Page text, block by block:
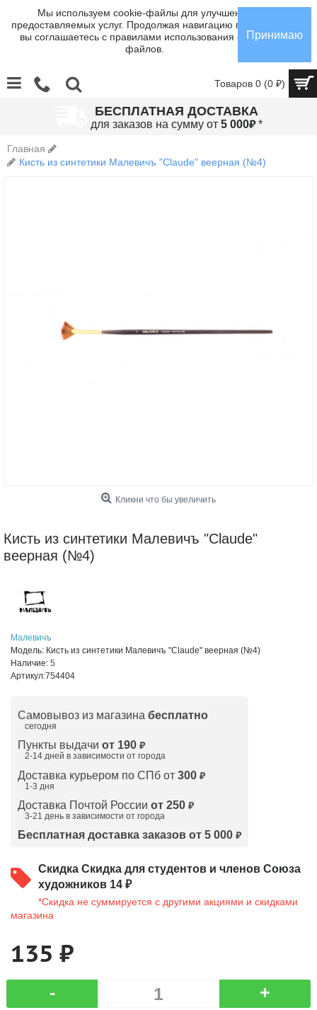
Мы используем cookie-файлы для улучшения
предоставляемых услуг. Продолжая навигацию по сайту,
вы соглашаетесь с правилами использования cookie-
файлов.
Принимаю
Товаров 0 (0 ₽)
БЕСПЛАТНАЯ ДОСТАВКА
для заказов на сумму от 5 000₽*
Главная
Кисть из синтетики Малевичъ "Claude" веерная (№4)
Кликни что бы увеличить
Кисть из синтетики Малевичъ "Claude"
веерная (№4)
Малевичъ
Модель: Кисть из синтетики Малевичъ "Claude" веерная (№4)
Наличие: 5
Артикул:754404
Самовывоз из магазина бесплатно
сегодня
Пункты выдачи от 190 ₽
2-14 дней в зависимости от города
Доставка курьером по СПб от 300 ₽
1-3 дня
Доставка Почтой России от 250 ₽
3-21 день в зависимости от города
Бесплатная доставка заказов от 5 000 ₽
Скидка Скидка для студентов и членов Союза
художников 14 ₽
*Скидка не суммируется с другими акциями и скидками
магазина
135 ₽
- +